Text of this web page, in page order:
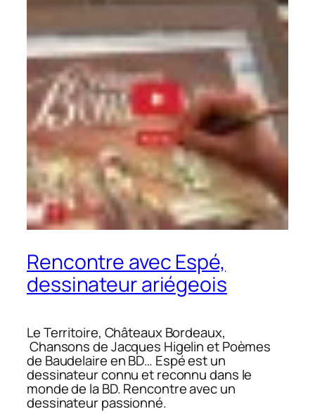
Rencontre avec Espé,
dessinateur ariégeois
Le Territoire, Châteaux Bordeaux,
Chansons de Jacques Higelin et Poèmes
de Baudelaire en BD… Espé est un
dessinateur connu et reconnu dans le
monde de la BD. Rencontre avec un
dessinateur passionné.